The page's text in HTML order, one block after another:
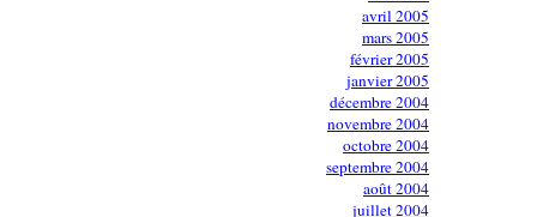
avril 2005
mars 2005
février 2005
janvier 2005
décembre 2004
novembre 2004
octobre 2004
septembre 2004
août 2004
juillet 2004